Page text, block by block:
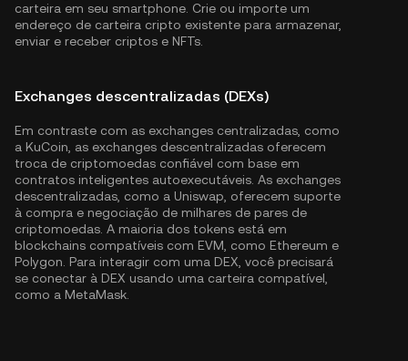
carteira em seu smartphone. Crie ou importe um
endereço de carteira cripto existente para armazenar,
enviar e receber criptos e NFTs.
Exchanges descentralizadas (DEXs)
Em contraste com as exchanges centralizadas, como
a KuCoin, as exchanges descentralizadas oferecem
troca de criptomoedas confiável com base em
contratos inteligentes autoexecutáveis. As exchanges
descentralizadas, como a Uniswap, oferecem suporte
à compra e negociação de milhares de pares de
criptomoedas. A maioria dos tokens está em
blockchains compatíveis com EVM, como Ethereum e
Polygon . Para interagir com uma DEX, você precisará
se conectar à DEX usando uma carteira compatível,
como a MetaMask.